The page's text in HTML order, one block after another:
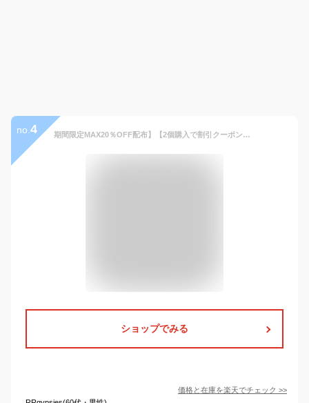
no. 4 期間限定MAX20％OFF配布】【2個購入で割引クーポン】Apple Watchバンド&カバー アップルウォッチバンド バンド 高級 保護カバー メンズ ベルト ケース 高品質 金属アレルギー対応 サージカルステンレス 316L 高級ケース 44mm 45mm Series 4 5 6 SE 7 8 一体型 プレゼント
ショップでみる
価格と在庫を楽天でチェック >>